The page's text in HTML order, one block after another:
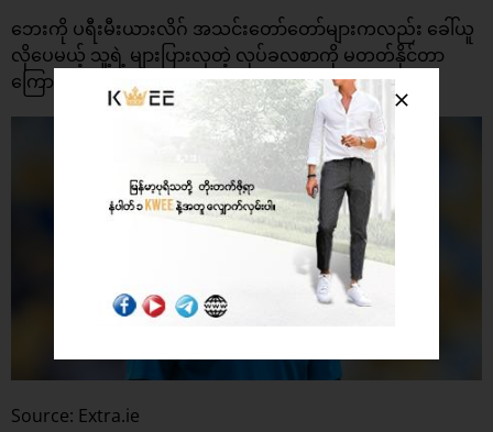
ဘေးကို ပရီးမီးယားလိဂ် အသင်းတော်တော်များကလည်း ခေါ်ယူ
လိုပေမယ့် သူ့ရဲ့ များပြားလှတဲ့ လုပ်ခလစာကို မတတ်နိုင်တာ
ကြောင့် လက်တွန့်နေကြတယ်လို့ သိရပါတယ်။
Source: Extra.ie